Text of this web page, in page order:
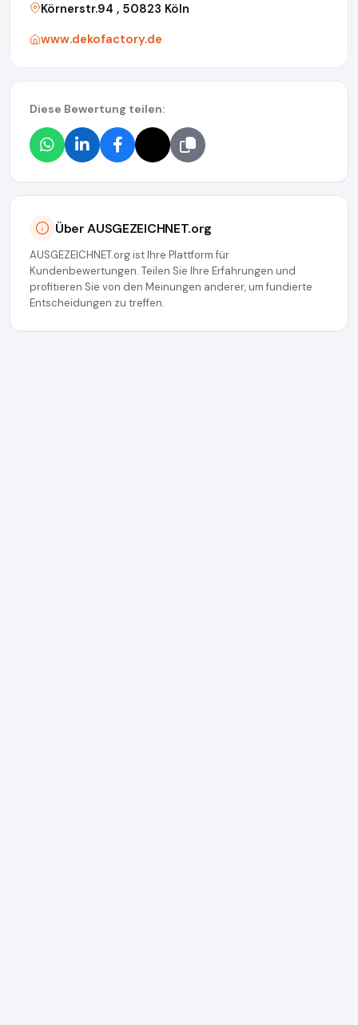
Körnerstr.94 , 50823 Köln
www.dekofactory.de
Diese Bewertung teilen:
Über AUSGEZEICHNET.org
AUSGEZEICHNET.org ist Ihre Plattform für
Kundenbewertungen. Teilen Sie Ihre Erfahrungen und
profitieren Sie von den Meinungen anderer, um fundierte
Entscheidungen zu treffen.